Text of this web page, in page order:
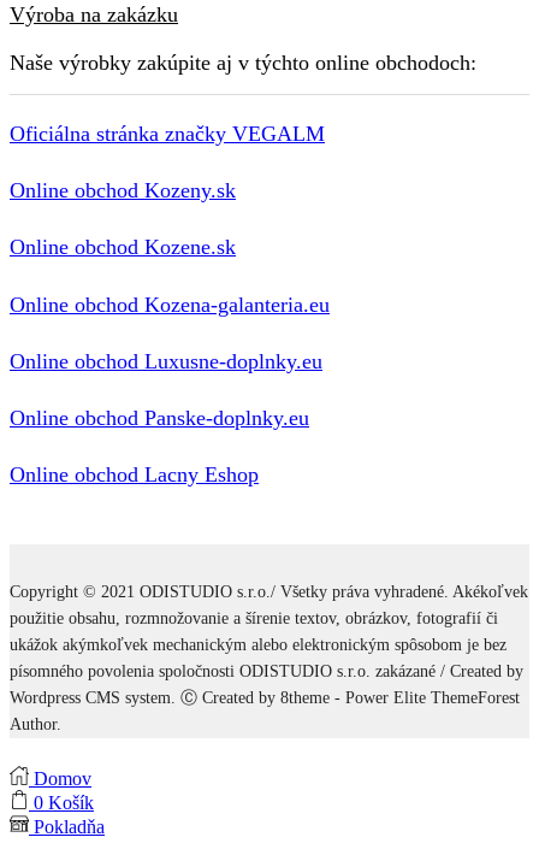
Výroba na zakázku
Naše výrobky zakúpite aj v týchto online obchodoch:
Oficiálna stránka značky VEGALM
Online obchod Kozeny.sk
Online obchod Kozene.sk
Online obchod Kozena-galanteria.eu
Online obchod Luxusne-doplnky.eu
Online obchod Panske-doplnky.eu
Online obchod Lacny Eshop
Copyright © 2021 ODISTUDIO s.r.o./ Všetky práva vyhradené. Akékoľvek
použitie obsahu, rozmnožovanie a šírenie textov, obrázkov, fotografií či
ukážok akýmkoľvek mechanickým alebo elektronickým spôsobom je bez
písomného povolenia spoločnosti ODISTUDIO s.r.o. zakázané / Created by
Wordpress CMS system. Ⓒ Created by 8theme - Power Elite ThemeForest
Author.
Domov
0 Košík
Pokladňa